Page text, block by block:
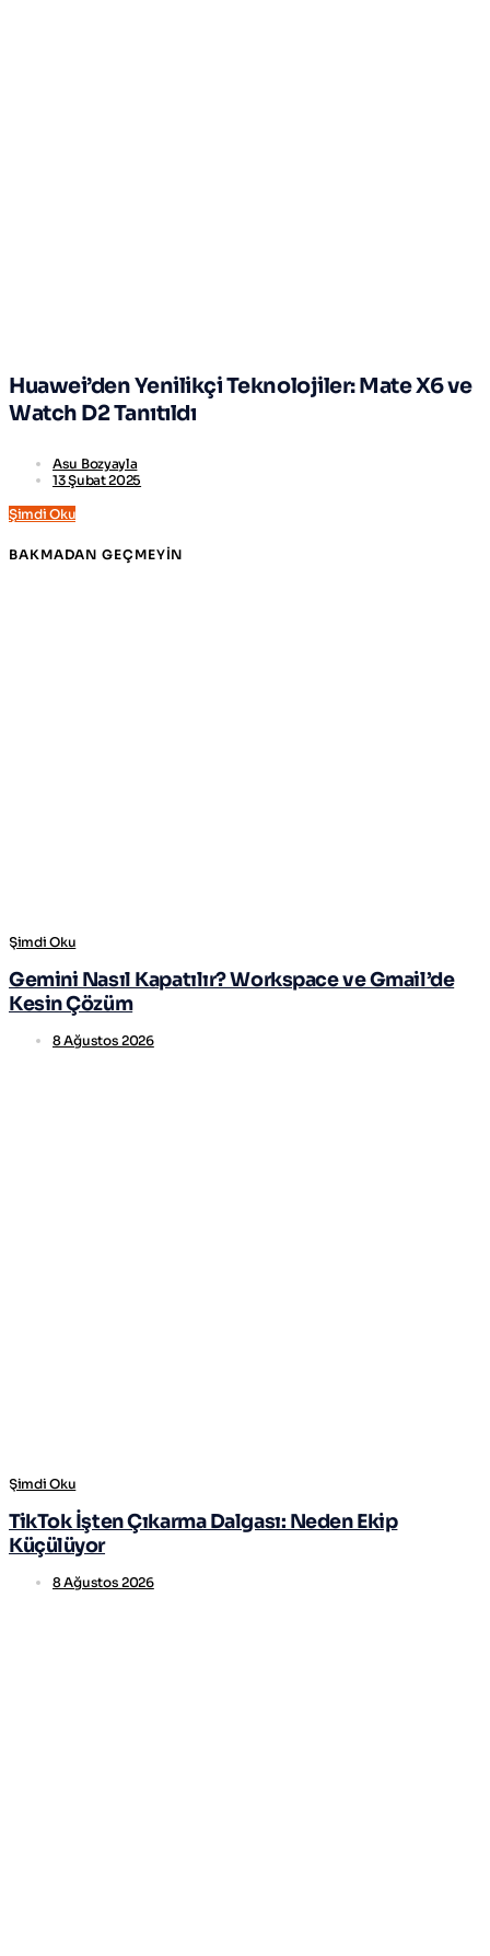
Huawei’den Yenilikçi Teknolojiler: Mate X6 ve
Watch D2 Tanıtıldı
Asu Bozyayla
13 Şubat 2025
Şimdi Oku
BAKMADAN GEÇMEYIN
Şimdi Oku
Gemini Nasıl Kapatılır? Workspace ve Gmail’de
Kesin Çözüm
8 Ağustos 2026
Şimdi Oku
TikTok İşten Çıkarma Dalgası: Neden Ekip
Küçülüyor
8 Ağustos 2026